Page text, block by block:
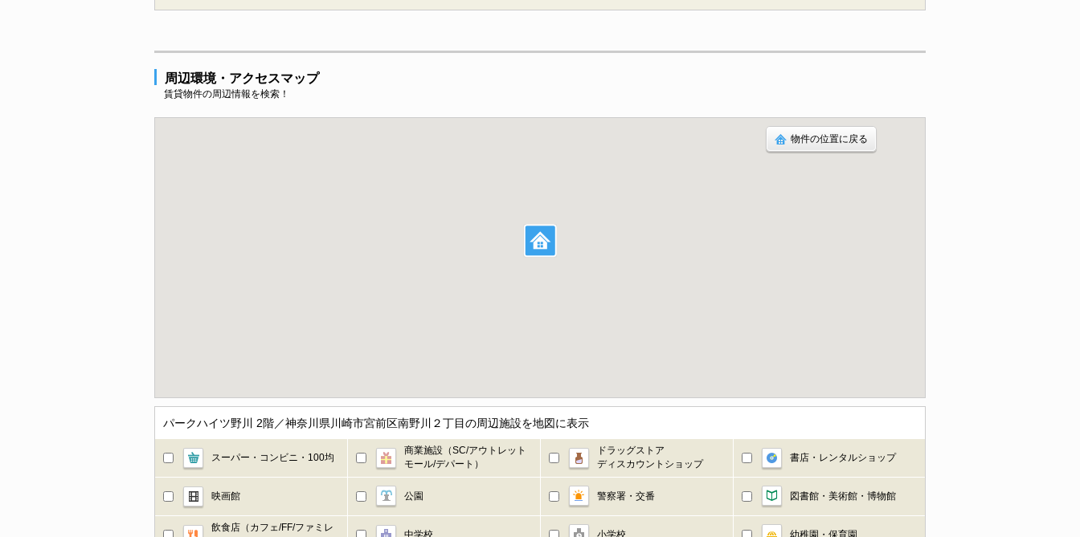
周辺環境・アクセスマップ
賃貸物件の周辺情報を検索！
物件の位置に戻る
パークハイツ野川 2階／神奈川県川崎市宮前区南野川２丁目の周辺施設を地図に表示
スーパー・コンビニ・100均
商業施設（SC/アウトレット
モール/デパート）
ドラッグストア
ディスカウントショップ
書店・レンタルショップ
映画館 公園 警察署・交番 図書館・美術館・博物館
飲食店（カフェ/FF/ファミレ
中学校 小学校 幼稚園・保育園